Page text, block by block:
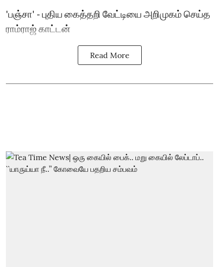
'பஞ்சா' - புதிய கைத்தறி வேட்டியை அறிமுகம் செய்த
ராம்ராஜ் காட்டன்
Read More